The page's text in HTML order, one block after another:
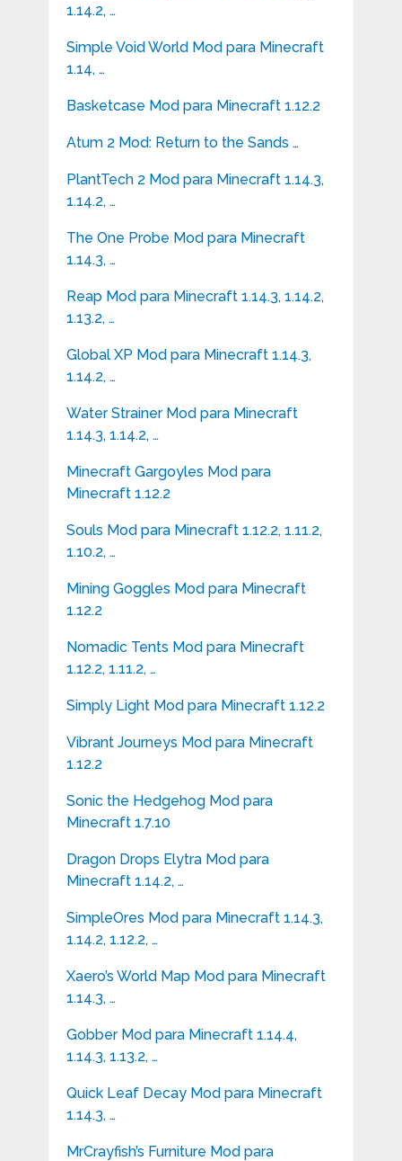
1.14.2, …
Simple Void World Mod para Minecraft
1.14, …
Basketcase Mod para Minecraft 1.12.2
Atum 2 Mod: Return to the Sands …
PlantTech 2 Mod para Minecraft 1.14.3,
1.14.2, …
The One Probe Mod para Minecraft
1.14.3, …
Reap Mod para Minecraft 1.14.3, 1.14.2,
1.13.2, …
Global XP Mod para Minecraft 1.14.3,
1.14.2, …
Water Strainer Mod para Minecraft
1.14.3, 1.14.2, …
Minecraft Gargoyles Mod para
Minecraft 1.12.2
Souls Mod para Minecraft 1.12.2, 1.11.2,
1.10.2, …
Mining Goggles Mod para Minecraft
1.12.2
Nomadic Tents Mod para Minecraft
1.12.2, 1.11.2, …
Simply Light Mod para Minecraft 1.12.2
Vibrant Journeys Mod para Minecraft
1.12.2
Sonic the Hedgehog Mod para
Minecraft 1.7.10
Dragon Drops Elytra Mod para
Minecraft 1.14.2, …
SimpleOres Mod para Minecraft 1.14.3,
1.14.2, 1.12.2, …
Xaero’s World Map Mod para Minecraft
1.14.3, …
Gobber Mod para Minecraft 1.14.4,
1.14.3, 1.13.2, …
Quick Leaf Decay Mod para Minecraft
1.14.3, …
MrCrayfish’s Furniture Mod para